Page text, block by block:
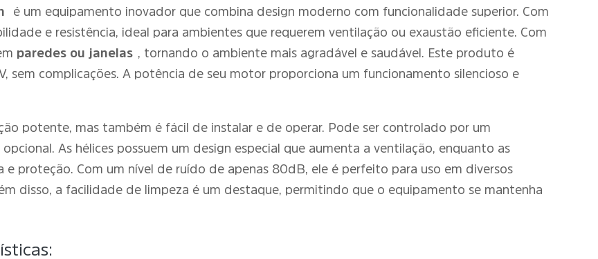
é um equipamento inovador que combina design moderno com funcionalidade superior. Com
e resistência, ideal para ambientes que requerem ventilação ou exaustão eficiente. Com
paredes ou janelas
, tornando o ambiente mais agradável e saudável. Este produto é
sem complicações. A potência de seu motor proporciona um funcionamento silencioso e
potente, mas também é fácil de instalar e de operar. Pode ser controlado por um
As hélices possuem um design especial que aumenta a ventilação, enquanto as
proteção. Com um nível de ruído de apenas 80dB, ele é perfeito para uso em diversos
disso, a facilidade de limpeza é um destaque, permitindo que o equipamento se mantenha